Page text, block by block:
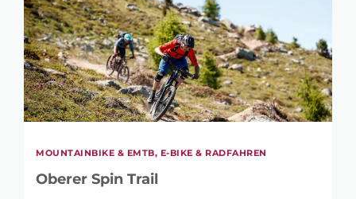
MOUNTAINBIKE & EMTB, E-BIKE & RADFAHREN
Oberer Spin Trail